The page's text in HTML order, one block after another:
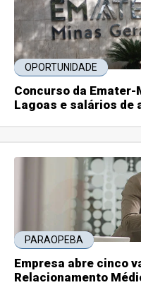
OPORTUNIDADE
Concurso da Emater-
Lagoas e salários de
PARAOPEBA
Empresa abre cinco
Relacionamento